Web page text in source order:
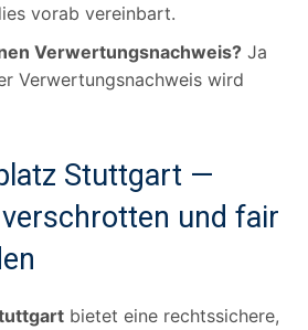
vorab vereinbart.
Verwertungsnachweis? Ja
Verwertungsnachweis wird
Stuttgart —
und fair
bietet eine rechtssichere,